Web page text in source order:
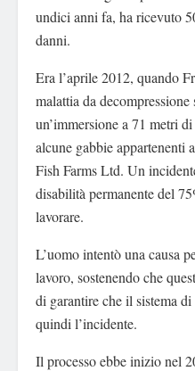
undici anni fa, ha ricevuto
danni.
Era l’aprile 2012, quando
malattia da
un’immersione a 71 metri
alcune gabbie appartenenti
Fish Farms Ltd. Un
disabilità permanente del
lavorare.
L’uomo intentò una causa
lavoro, sostenendo che
di garantire che il sistema
quindi l’incidente.
Il processo ebbe inizio nel